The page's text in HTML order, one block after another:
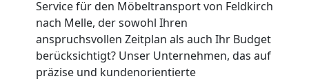
Service für den Möbeltransport von Feldkirch
nach Melle, der sowohl Ihren
anspruchsvollen Zeitplan als auch Ihr Budget
berücksichtigt? Unser Unternehmen, das auf
präzise und kundenorientierte
Umzug
Feldkirch